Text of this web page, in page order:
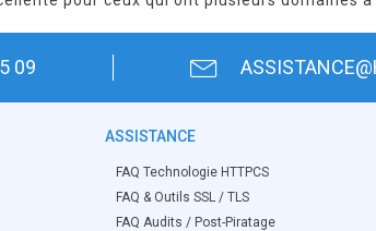
09
ASSISTANCE
FAQ Technologie HTTPCS
FAQ & Outils SSL / TLS
FAQ Audits / Post-Piratage